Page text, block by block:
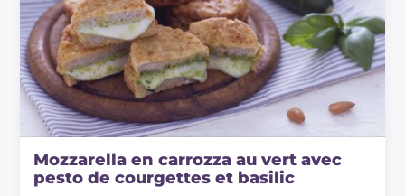
Mozzarella en carrozza au vert avec
pesto de courgettes et basilic